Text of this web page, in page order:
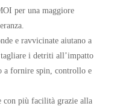
per una maggiore
e ravvicinate aiutano a
i detriti all’impatto
a fornire spin, controllo e
con più facilità grazie alla